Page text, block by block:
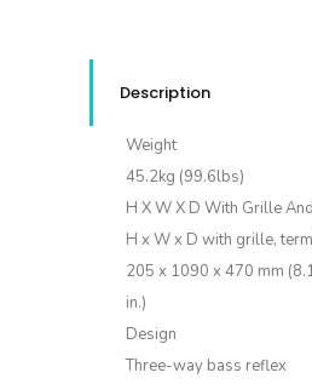
Description
Weight
45.2kg (99.6lbs)
H X W X D With Grille
H x W x D with grille,
205 x 1090 x 470 mm
in.)
Design
Three-way bass reflex